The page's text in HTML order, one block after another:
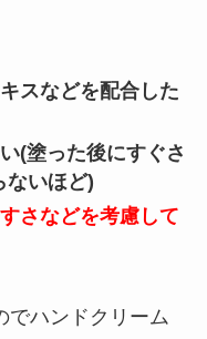
スなどを配合した
(塗った後にすぐさ
ないほど)
さなどを考慮して
でハンドクリーム